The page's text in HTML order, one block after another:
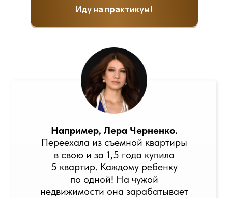
Иду на практикум!
Например, Лера Черненко.
Переехала из съемной квартиры
в свою и за 1,5 года купила
5 квартир. Каждому ребенку
по одной! На чужой
недвижимости она зарабатывает